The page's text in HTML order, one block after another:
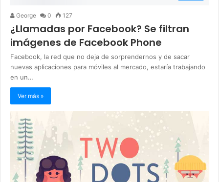
George 0 127
¿Llamadas por Facebook? Se filtran
imágenes de Facebook Phone
Facebook, la red que no deja de sorprendernos y de sacar
nuevas aplicaciones para móviles al mercado, estaría trabajando
en un…
Ver más »